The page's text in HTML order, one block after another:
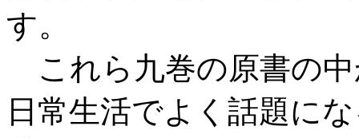
す。
これら九巻の原書の
日常生活でよく話題に